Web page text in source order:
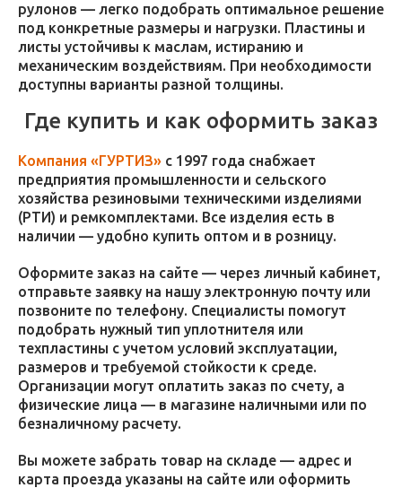
рулонов — легко подобрать оптимальное решение
под конкретные размеры и нагрузки. Пластины и
листы устойчивы к маслам, истиранию и
механическим воздействиям. При необходимости
доступны варианты разной толщины.
Где купить и как оформить заказ
Компания «ГУРТИЗ» с 1997 года снабжает
предприятия промышленности и сельского
хозяйства резиновыми техническими изделиями
(РТИ) и ремкомплектами. Все изделия есть в
наличии — удобно купить оптом и в розницу.
Оформите заказ на сайте — через личный кабинет,
отправьте заявку на нашу электронную почту или
позвоните по телефону. Специалисты помогут
подобрать нужный тип уплотнителя или
техпластины с учетом условий эксплуатации,
размеров и требуемой стойкости к среде.
Организации могут оплатить заказ по счету, а
физические лица — в магазине наличными или по
безналичному расчету.
Вы можете забрать товар на складе — адрес и
карта проезда указаны на сайте или оформить